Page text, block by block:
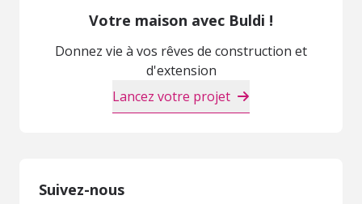
Votre maison avec Buldi !
Donnez vie à vos rêves de construction et
d'extension
Lancez votre projet
Suivez-nous